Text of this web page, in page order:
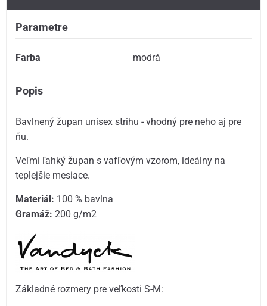
Parametre
Farba modrá
Popis
Bavlnený župan unisex strihu - vhodný pre neho aj pre
ňu.
Veľmi ľahký župan s vafľovým vzorom, ideálny na
teplejšie mesiace.
Materiál: 100 % bavlna
Gramáž: 200 g/m2
Základné rozmery pre veľkosti S-M: